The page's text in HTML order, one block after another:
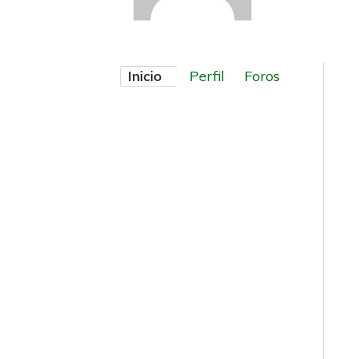
Inicio Perfil Foros